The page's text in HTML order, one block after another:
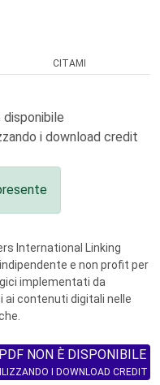
CITAMI
i download credit
International Linking
e non profit per
implementati da
ai contenuti digitali nelle
NON È DISPONIBILE
I DOWNLOAD CREDIT